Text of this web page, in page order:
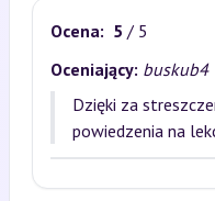
Ocena: 5 / 5
Oceniający: buskub4
Dzięki za
powiedzenia na